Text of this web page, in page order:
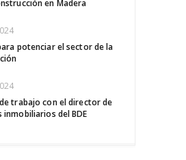
en Madera
potenciar el sector de la
trabajo con el director de
inmobiliarios del BDE